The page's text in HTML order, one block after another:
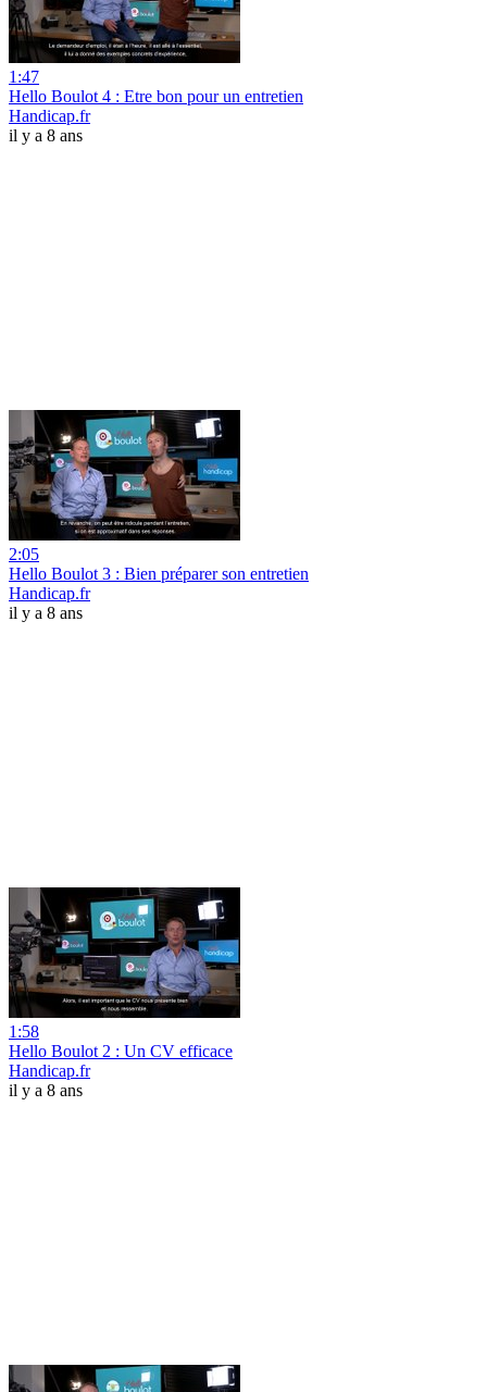
1:47
Hello Boulot 4 : Etre bon pour un entretien
Handicap.fr
il y a 8 ans
2:05
Hello Boulot 3 : Bien préparer son entretien
Handicap.fr
il y a 8 ans
1:58
Hello Boulot 2 : Un CV efficace
Handicap.fr
il y a 8 ans